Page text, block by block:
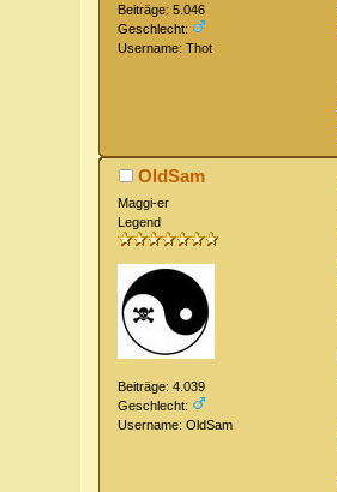
Beiträge: 5.046
Geschlecht:
Username: Thot
OldSam
Maggi-er
Legend
Beiträge: 4.039
Geschlecht:
Username: OldSam